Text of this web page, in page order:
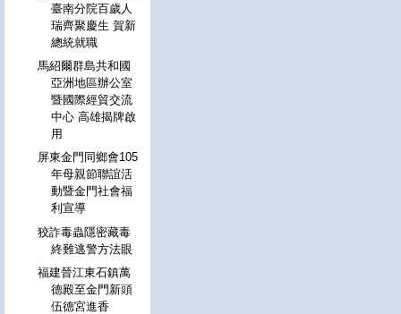
臺南分院百歲人
瑞齊聚慶生 賀新
總統就職
馬紹爾群島共和國
亞洲地區辦公室
暨國際經貿交流
中心 高雄揭牌啟
用
屏東金門同鄉會105
年母親節聯誼活
動暨金門社會福
利宣導
狡詐毒蟲隱密藏毒
終難逃警方法眼
福建晉江東石鎮萬
德殿至金門新頭
伍德宮進香